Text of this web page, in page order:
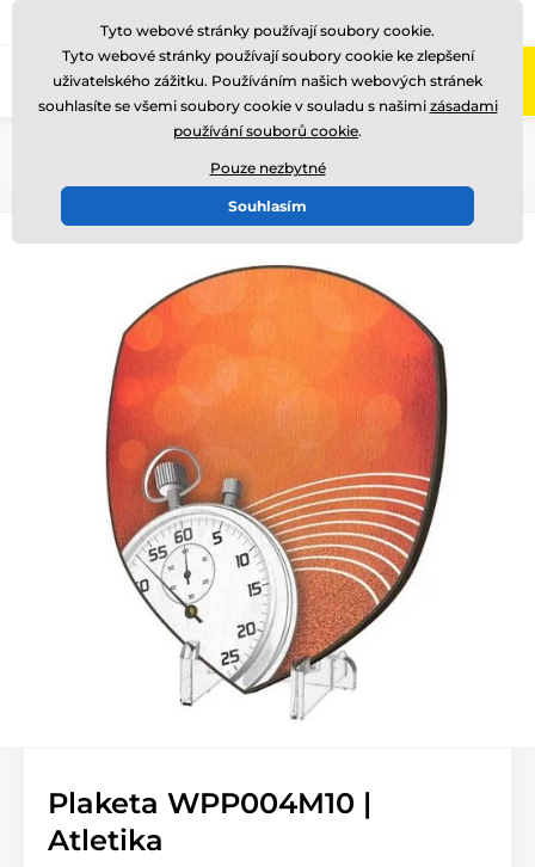
Zavolejte nám (Po-Pá 8-17)
Plaketa WPP004M10 |
Atletika
Tyto webové stránky používají soubory cookie.
Tyto webové stránky používají soubory cookie ke zlepšení
uživatelského zážitku. Používáním našich webových stránek
souhlasíte se všemi soubory cookie v souladu s našimi zásadami
používání souborů cookie.
Pouze nezbytné
Souhlasím